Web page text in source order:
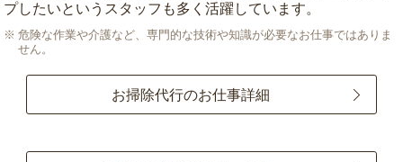
プしたいというスタッフも多く活躍しています。
危険な作業や介護など、専門的な技術や知識が必要なお仕事ではありま
せん。
お掃除代行のお仕事詳細